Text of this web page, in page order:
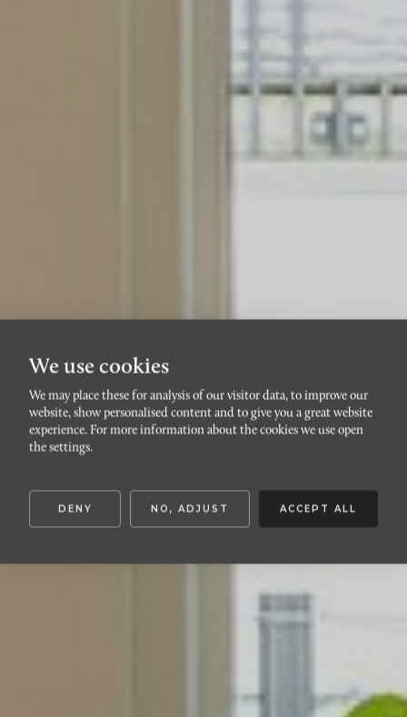
VÄSTRA HAMNEN
We use cookies
We may place these for analysis of our visitor data, to improve our
website, show personalised content and to give you a great website
experience. For more information about the cookies we use open
the settings.
DENY NO, ADJUST ACCEPT ALL